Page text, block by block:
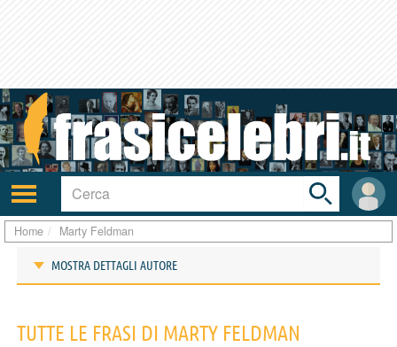
Attiva/disattiva
navigazione
User
area
Toggle
search
bar
Home Marty Feldman
MOSTRA DETTAGLI AUTORE
TUTTE LE FRASI DI MARTY FELDMAN